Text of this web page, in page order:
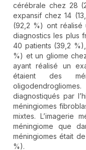
cérébrale chez 28
expansif chez 14
(92,2 %) ont réalisé
diagnostics les plus
40 patients (39,2
%) et un gliome
ayant réalisé un
étaient des
diagnostiqués par
méningiomes
mixtes. L’imagerie
méningiome que
méningiomes était
%).